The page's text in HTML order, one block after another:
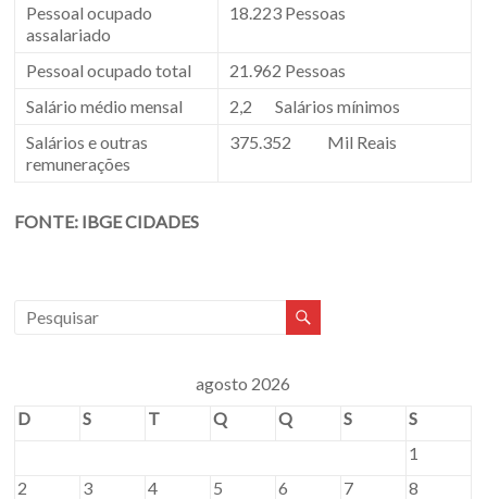
Pessoal ocupado
assalariado
18.223 Pessoas
Pessoal ocupado total
21.962 Pessoas
Salário médio mensal
2,2 Salários mínimos
Salários e outras
remunerações
375.352 Mil Reais
FONTE: IBGE CIDADES
agosto 2026
D
S T Q Q S
S
1
2
3 4 5 6 7
8